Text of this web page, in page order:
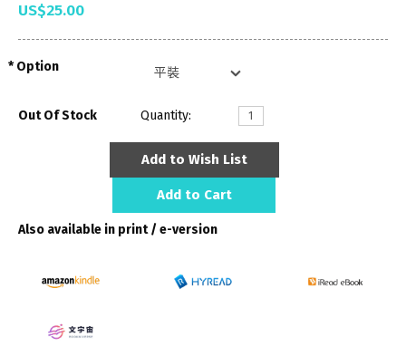
US$25.00
Option
Out Of Stock Quantity:
Add to Wish List
Add to Cart
Also available in print / e-version